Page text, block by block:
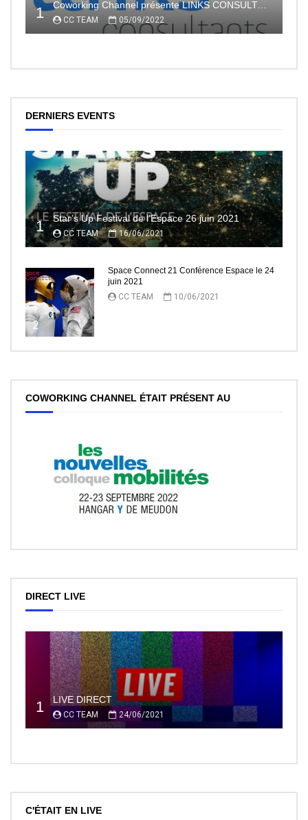
1 Coworking Channel présente LINKS CONSULTANTS, l’indépendance en toute sécurité avec le portage salarial
CC TEAM 05/09/2022
DERNIERS EVENTS
1 Star’s Up Festival de l’Espace 26 juin 2021
CC TEAM 16/06/2021
2
Space Connect 21 Conférence Espace le 24
juin 2021
CC TEAM
10/06/2021
COWORKING CHANNEL ÉTAIT PRÉSENT AU
DIRECT LIVE
1 LIVE DIRECT
CC TEAM 24/06/2021
C'ÉTAIT EN LIVE